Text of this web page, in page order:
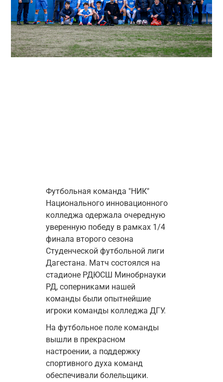
Футбольная команда "НИК"
Национального инновационного
колледжа одержала очередную
уверенную победу в рамках 1/4
финала второго сезона
Студенческой футбольной лиги
Дагестана. Матч состоялся на
стадионе РДЮСШ Минобрнауки
РД, соперниками нашей
команды были опытнейшие
игроки команды колледжа ДГУ.
На футбольное поле команды
вышли в прекрасном
настроении, а поддержку
спортивного духа команд
обеспечивали болельщики.